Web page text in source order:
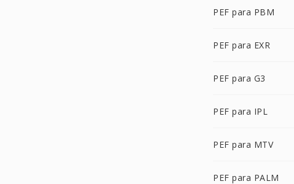
PEF para PBM
PEF para EXR
PEF para G3
PEF para IPL
PEF para MTV
PEF para PALM